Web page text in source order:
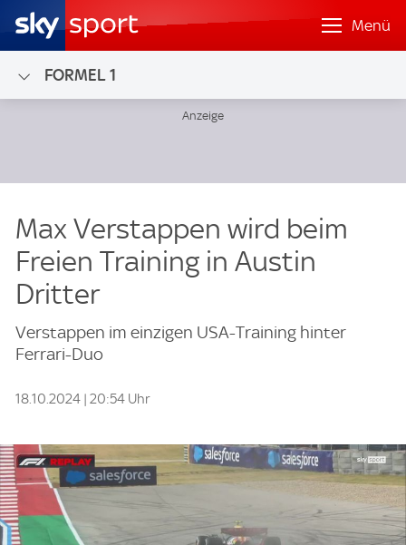
Menü
FORMEL 1
Max Verstappen wird beim
Freien Training in Austin
Dritter
Verstappen im einzigen USA-Training hinter
Ferrari-Duo
18.10.2024 | 20:54 Uhr